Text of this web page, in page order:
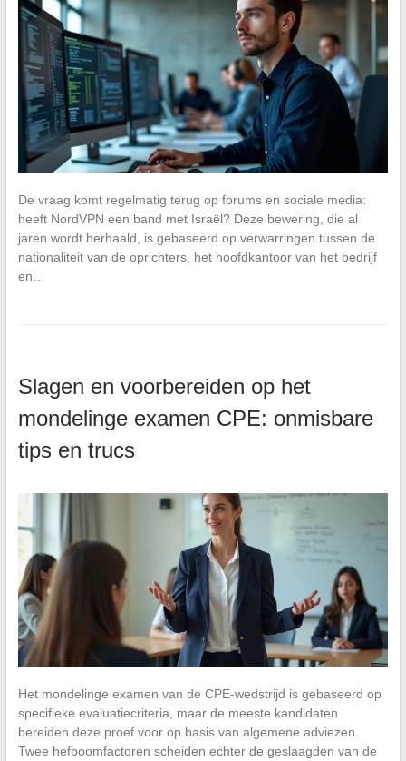
De vraag komt regelmatig terug op forums en sociale media:
heeft NordVPN een band met Israël? Deze bewering, die al
jaren wordt herhaald, is gebaseerd op verwarringen tussen de
nationaliteit van de oprichters, het hoofdkantoor van het bedrijf
en…
Slagen en voorbereiden op het
mondelinge examen CPE: onmisbare
tips en trucs
Het mondelinge examen van de CPE-wedstrijd is gebaseerd op
specifieke evaluatiecriteria, maar de meeste kandidaten
bereiden deze proef voor op basis van algemene adviezen.
Twee hefboomfactoren scheiden echter de geslaagden van de